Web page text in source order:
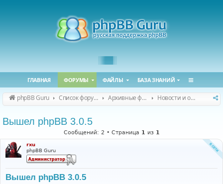
ГЛАВНАЯ ФОРУМЫ ФАЙЛЫ БАЗА ЗНАНИЙ
phpBB Guru Список форумов Архивные форумы Новости и объявления (архив)
Вышел phpBB 3.0.5
Сообщений: 2 • Страница 1 из 1
rxu
phpBB Guru
Вышел phpBB 3.0.5